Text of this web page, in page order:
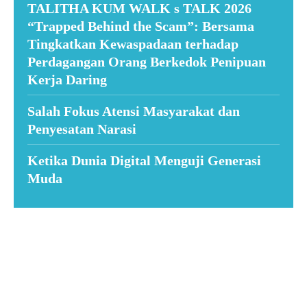
TALITHA KUM WALK s TALK 2026
“Trapped Behind the Scam”: Bersama
Tingkatkan Kewaspadaan terhadap
Perdagangan Orang Berkedok Penipuan
Kerja Daring
Salah Fokus Atensi Masyarakat dan
Penyesatan Narasi
Ketika Dunia Digital Menguji Generasi
Muda